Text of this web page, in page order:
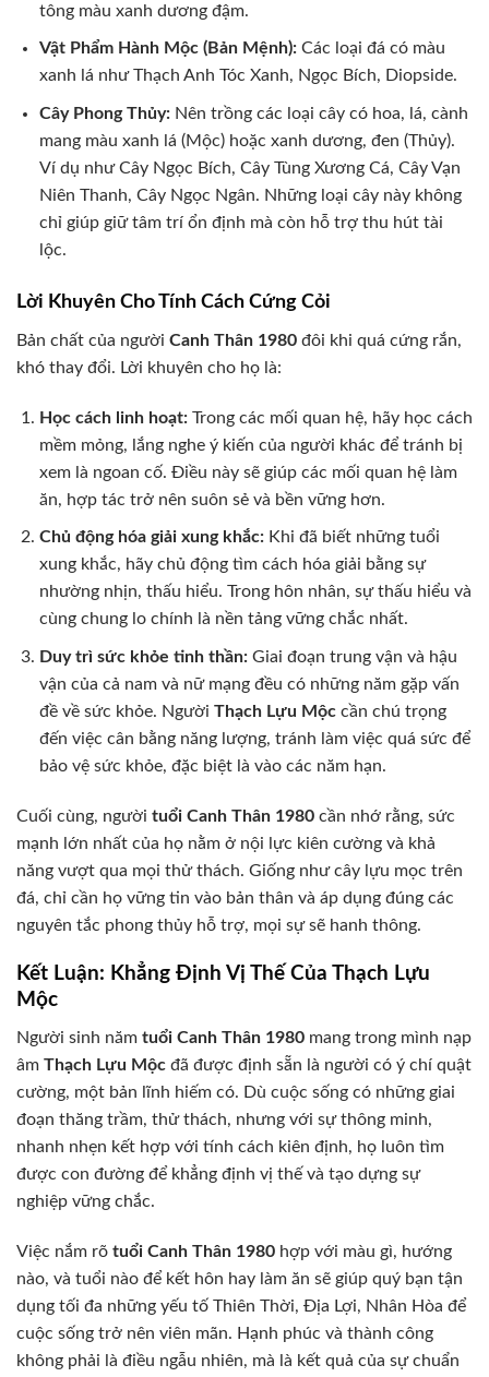
tông màu xanh dương đậm.
Vật Phẩm Hành Mộc (Bản Mệnh):Các loại đá có màu
xanh lá như Thạch Anh Tóc Xanh, Ngọc Bích, Diopside.
Cây Phong Thủy:Nên trồng các loại cây có hoa, lá, cành
mang màu xanh lá (Mộc) hoặc xanh dương, đen (Thủy).
Ví dụ như Cây Ngọc Bích, Cây Tùng Xương Cá, Cây Vạn
Niên Thanh, Cây Ngọc Ngân. Những loại cây này không
chỉ giúp giữ tâm trí ổn định mà còn hỗ trợ thu hút tài
lộc.
Lời Khuyên Cho Tính Cách Cứng Cỏi
Bản chất của người Canh Thân 1980 đôi khi quá cứng rắn,
khó thay đổi. Lời khuyên cho họ là:
Học cách linh hoạt:Trong các mối quan hệ, hãy học cách
mềm mỏng, lắng nghe ý kiến của người khác để tránh bị
xem là ngoan cố. Điều này sẽ giúp các mối quan hệ làm
ăn, hợp tác trở nên suôn sẻ và bền vững hơn.
Chủ động hóa giải xung khắc:Khi đã biết những tuổi
xung khắc, hãy chủ động tìm cách hóa giải bằng sự
nhường nhịn, thấu hiểu. Trong hôn nhân, sự thấu hiểu và
cùng chung lo chính là nền tảng vững chắc nhất.
Duy trì sức khỏe tinh thần:Giai đoạn trung vận và hậu
vận của cả nam và nữ mạng đều có những năm gặp vấn
đề về sức khỏe. Người Thạch Lựu Mộccần chú trọng
đến việc cân bằng năng lượng, tránh làm việc quá sức để
bảo vệ sức khỏe, đặc biệt là vào các năm hạn.
Cuối cùng, người tuổi Canh Thân 1980 cần nhớ rằng, sức
mạnh lớn nhất của họ nằm ở nội lực kiên cường và khả
năng vượt qua mọi thử thách. Giống như cây lựu mọc trên
đá, chỉ cần họ vững tin vào bản thân và áp dụng đúng các
nguyên tắc phong thủy hỗ trợ, mọi sự sẽ hanh thông.
Kết Luận: Khẳng Định Vị Thế Của Thạch Lựu
Mộc
Người sinh năm tuổi Canh Thân 1980 mang trong mình nạp
âm Thạch Lựu Mộc đã được định sẵn là người có ý chí quật
cường, một bản lĩnh hiếm có. Dù cuộc sống có những giai
đoạn thăng trầm, thử thách, nhưng với sự thông minh,
nhanh nhẹn kết hợp với tính cách kiên định, họ luôn tìm
được con đường để khẳng định vị thế và tạo dựng sự
nghiệp vững chắc.
Việc nắm rõ tuổi Canh Thân 1980 hợp với màu gì, hướng
nào, và tuổi nào để kết hôn hay làm ăn sẽ giúp quý bạn tận
dụng tối đa những yếu tố Thiên Thời, Địa Lợi, Nhân Hòa để
cuộc sống trở nên viên mãn. Hạnh phúc và thành công
không phải là điều ngẫu nhiên, mà là kết quả của sự chuẩn